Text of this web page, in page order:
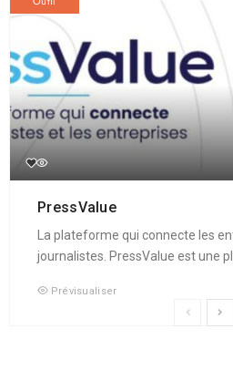
PressValue
La plateforme qui connecte les
journalistes. PressValue est une
Prévisualiser